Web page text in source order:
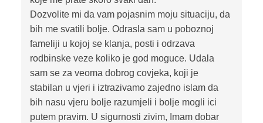
Dozvolite mi da vam pojasnim moju situaciju, da
bih me svatili bolje. Odrasla sam u poboznoj
fameliji u kojoj se klanja, posti i odrzava
rodbinske veze koliko je god moguce. Udala
sam se za veoma dobrog covjeka, koji je
stabilan u vjeri i iztrazivamo zajedno islam da
bih nasu vjeru bolje razumjeli i bolje mogli ici
putem pravim. U sigurnosti zivim, Imam dobar